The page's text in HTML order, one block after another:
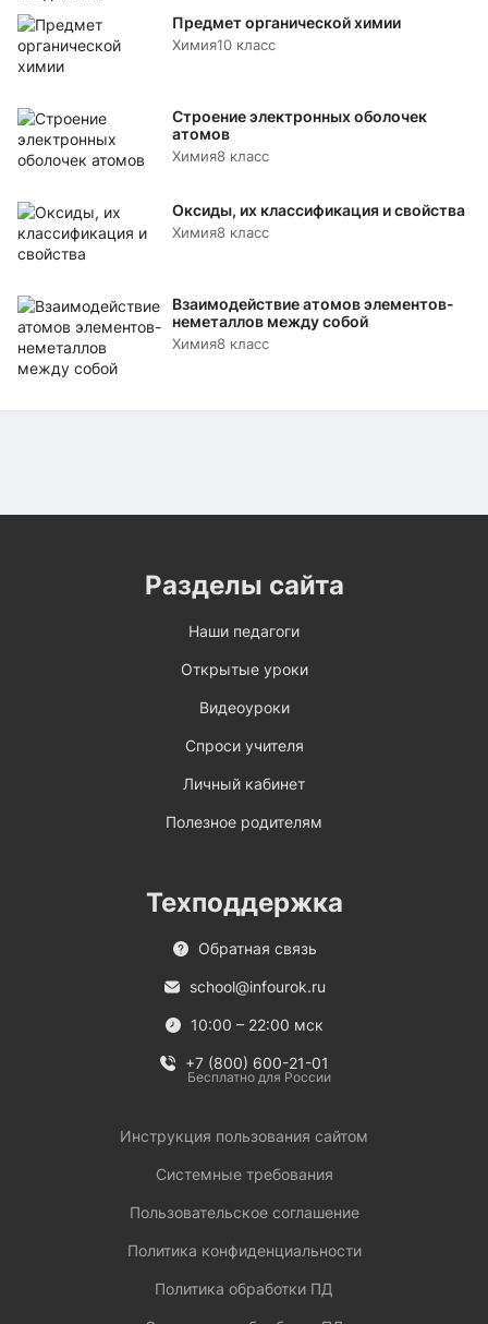
Предмет органической химии
Химия10 класс
Строение электронных оболочек
атомов
Химия8 класс
Оксиды, их классификация и свойства
Химия8 класс
Взаимодействие атомов элементов-
неметаллов между собой
Химия8 класс
Разделы сайта
Наши педагоги
Открытые уроки
Видеоуроки
Спроси учителя
Личный кабинет
Полезное родителям
Техподдержка
Обратная связь
school@infourok.ru
10:00 – 22:00 мск
+7 (800) 600-21-01
Бесплатно для России
Инструкция пользования сайтом
Системные требования
Пользовательское соглашение
Политика конфиденциальности
Политика обработки ПД